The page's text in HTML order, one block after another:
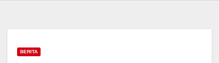
BERITA